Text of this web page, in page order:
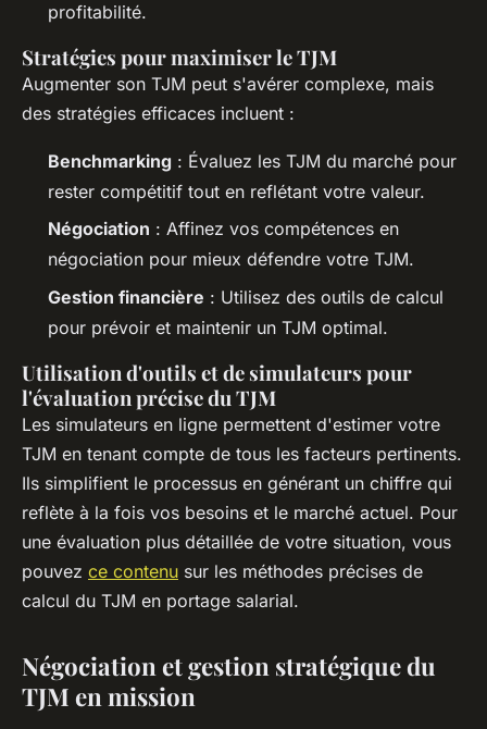
profitabilité.
Stratégies pour maximiser le TJM
Augmenter son TJM peut s'avérer complexe, mais
des stratégies efficaces incluent :
Benchmarking : Évaluez les TJM du marché pour
rester compétitif tout en reflétant votre valeur.
Négociation : Affinez vos compétences en
négociation pour mieux défendre votre TJM.
Gestion financière : Utilisez des outils de calcul
pour prévoir et maintenir un TJM optimal.
Utilisation d'outils et de simulateurs pour
l'évaluation précise du TJM
Les simulateurs en ligne permettent d'estimer votre
TJM en tenant compte de tous les facteurs pertinents.
Ils simplifient le processus en générant un chiffre qui
reflète à la fois vos besoins et le marché actuel. Pour
une évaluation plus détaillée de votre situation, vous
pouvez ce contenu sur les méthodes précises de
calcul du TJM en portage salarial.
Négociation et gestion stratégique du
TJM en mission